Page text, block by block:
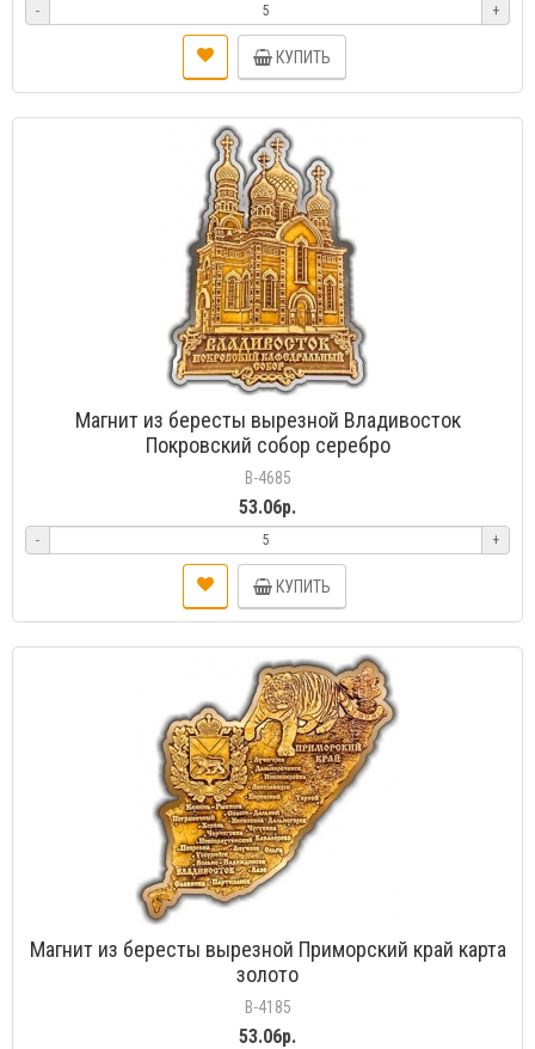
- +
КУПИТЬ
Магнит из бересты вырезной Владивосток
Покровский собор серебро
В-4685
53.06р.
- +
КУПИТЬ
Магнит из бересты вырезной Приморский край карта
золото
В-4185
53.06р.